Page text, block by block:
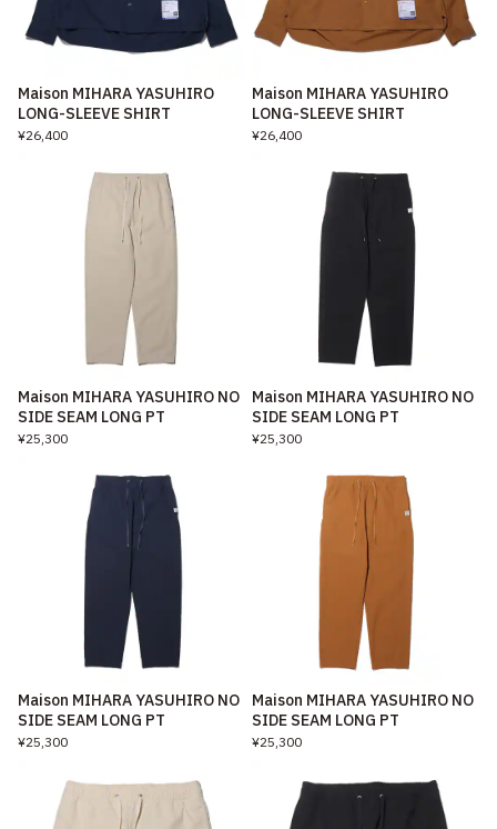
Maison MIHARA YASUHIRO
LONG-SLEEVE SHIRT
¥26,400
Maison MIHARA YASUHIRO
LONG-SLEEVE SHIRT
¥26,400
Maison MIHARA YASUHIRO NO
SIDE SEAM LONG PT
¥25,300
Maison MIHARA YASUHIRO NO
SIDE SEAM LONG PT
¥25,300
Maison MIHARA YASUHIRO NO
SIDE SEAM LONG PT
¥25,300
Maison MIHARA YASUHIRO NO
SIDE SEAM LONG PT
¥25,300